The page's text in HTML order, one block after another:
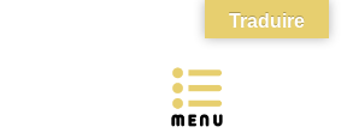
Traduire